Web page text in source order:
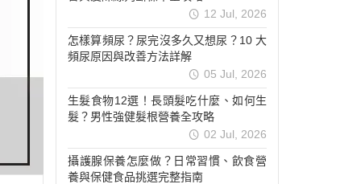
12 Jul, 2026
怎樣算頻尿？尿完沒多久又想尿？10 大
頻尿原因與改善方法詳解
05 Jul, 2026
生髮食物12選！長頭髮吃什麼、如何生
髮？男性強健髮根營養全攻略
02 Jul, 2026
攝護腺保養怎麼做？日常習慣、飲食營
養與保健食品挑選完整指南